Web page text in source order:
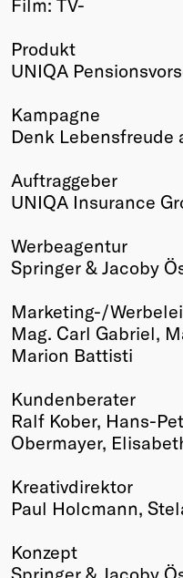
2026
Past
Film: TV-
Produkt
UNIQA
Kampagne
Denk
Auftraggeber
UNIQA Insurance
Werbeagentur
Springer & Jacoby
Marketing-/
Mag. Carl Gabriel,
Marion Battisti
Kundenberater
Ralf Kober, Hans-
Obermayer,
Kreativdirektor
Paul Holcmann,
Konzept
Springer & Jacoby